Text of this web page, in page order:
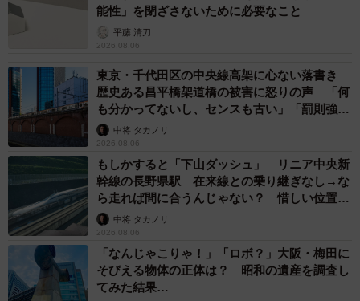
能性」を閉ざさないために必要なこと
平藤 清刀
2026.08.06
東京・千代田区の中央線高架に心ない落書き
歴史ある昌平橋架道橋の被害に怒りの声 「何
も分かってないし、センスも古い」「罰則強化
して」中将 タカノリ
2026.08.06
もしかすると「下山ダッシュ」 リニア中央新
幹線の長野県駅 在来線との乗り継ぎなし→な
ら走れば間に合うんじゃない？ 惜しい位置関
係が反響
中将 タカノリ
2026.08.06
「なんじゃこりゃ！」「ロボ？」大阪・梅田に
そびえる物体の正体は？ 昭和の遺産を調査し
てみた結果…